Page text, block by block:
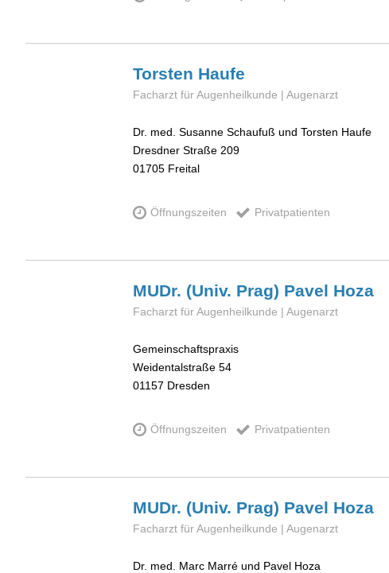
Torsten Haufe
Facharzt für Augenheilkunde | Augenarzt
Dr. med. Susanne Schaufuß und Torsten Haufe
Dresdner Straße 209
01705 Freital
Öffnungszeiten Privatpatienten
MUDr. (Univ. Prag) Pavel Hoza
Facharzt für Augenheilkunde | Augenarzt
Gemeinschaftspraxis
Weidentalstraße 54
01157 Dresden
Öffnungszeiten Privatpatienten
MUDr. (Univ. Prag) Pavel Hoza
Facharzt für Augenheilkunde | Augenarzt
Dr. med. Marc Marré und Pavel Hoza